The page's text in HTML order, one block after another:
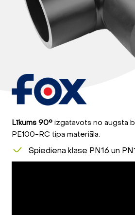
Līkums 90° izgatavots no augsta
PE100-RC tipa materiāla.
Spiediena klase PN16 un